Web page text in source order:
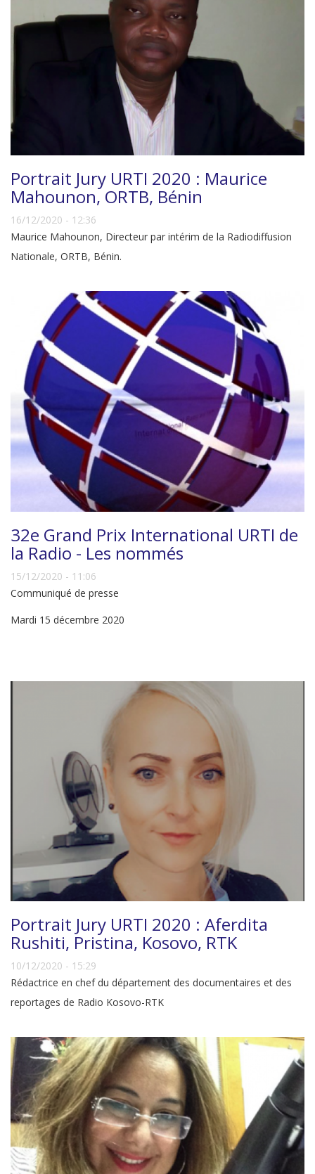
Portrait Jury URTI 2020 : Maurice
Mahounon, ORTB, Bénin
16/12/2020 - 12:36
Maurice Mahounon, Directeur par intérim de la Radiodiffusion
Nationale, ORTB, Bénin.
32e Grand Prix International URTI de
la Radio - Les nommés
15/12/2020 - 11:06
Communiqué de presse
Mardi 15 décembre 2020
Portrait Jury URTI 2020 : Aferdita
Rushiti, Pristina, Kosovo, RTK
10/12/2020 - 15:29
Rédactrice en chef du département des documentaires et des
reportages de Radio Kosovo-RTK